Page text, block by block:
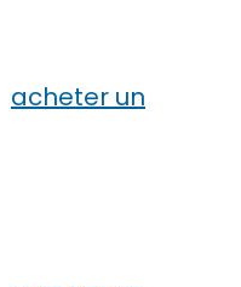
acheter un